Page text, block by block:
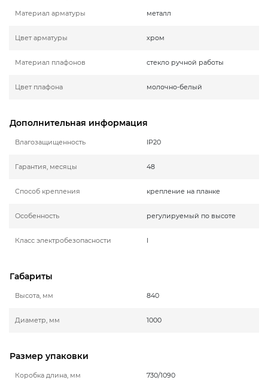
Материал арматуры металл
Цвет арматуры хром
Материал плафонов стекло ручной работы
Цвет плафона молочно-белый
Дополнительная информация
Влагозащищенность IP20
Гарантия, месяцы 48
Способ крепления крепление на планке
Особенность регулируемый по высоте
Класс электробезопасности I
Габариты
Высота, мм 840
Диаметр, мм 1000
Размер упаковки
Коробка длина, мм 730/1090